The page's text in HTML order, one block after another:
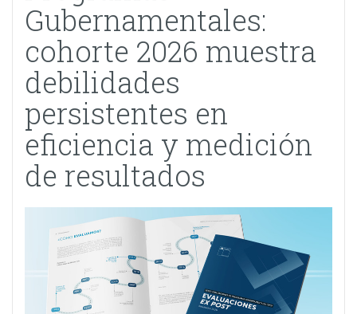
Gubernamentales:
cohorte 2026 muestra
debilidades
persistentes en
eficiencia y medición
de resultados